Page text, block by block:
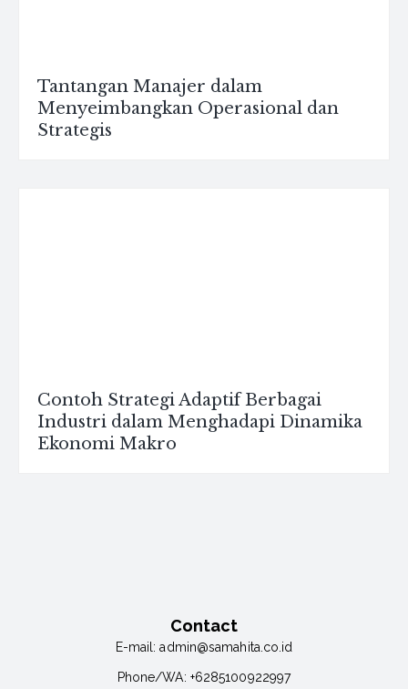
Tantangan Manajer dalam
Menyeimbangkan Operasional dan
Strategis
Contoh Strategi Adaptif Berbagai
Industri dalam Menghadapi Dinamika
Ekonomi Makro
Contact
E-mail:admin@samahita.co.id
Phone/WA: +6285100922997